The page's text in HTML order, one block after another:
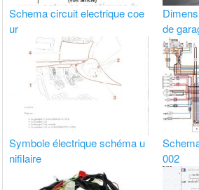
Schema circuit electrique coe
ur
de
Symbole électrique schéma u
nifilaire
002